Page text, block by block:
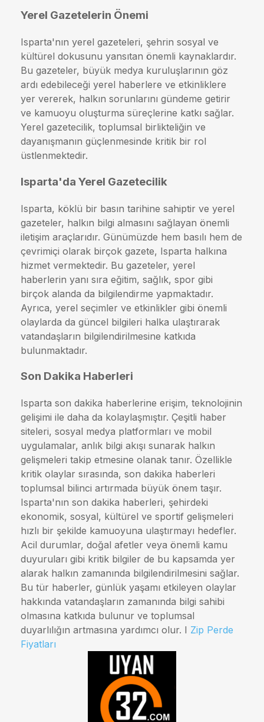
Yerel Gazetelerin Önemi
Isparta'nın yerel gazeteleri, şehrin sosyal ve
kültürel dokusunu yansıtan önemli kaynaklardır.
Bu gazeteler, büyük medya kuruluşlarının göz
ardı edebileceği yerel haberlere ve etkinliklere
yer vererek, halkın sorunlarını gündeme getirir
ve kamuoyu oluşturma süreçlerine katkı sağlar.
Yerel gazetecilik, toplumsal birlikteliğin ve
dayanışmanın güçlenmesinde kritik bir rol
üstlenmektedir.
Isparta'da Yerel Gazetecilik
Isparta, köklü bir basın tarihine sahiptir ve yerel
gazeteler, halkın bilgi almasını sağlayan önemli
iletişim araçlarıdır. Günümüzde hem basılı hem de
çevrimiçi olarak birçok gazete, Isparta halkına
hizmet vermektedir. Bu gazeteler, yerel
haberlerin yanı sıra eğitim, sağlık, spor gibi
birçok alanda da bilgilendirme yapmaktadır.
Ayrıca, yerel seçimler ve etkinlikler gibi önemli
olaylarda da güncel bilgileri halka ulaştırarak
vatandaşların bilgilendirilmesine katkıda
bulunmaktadır.
Son Dakika Haberleri
Isparta son dakika haberlerine erişim, teknolojinin
gelişimi ile daha da kolaylaşmıştır. Çeşitli haber
siteleri, sosyal medya platformları ve mobil
uygulamalar, anlık bilgi akışı sunarak halkın
gelişmeleri takip etmesine olanak tanır. Özellikle
kritik olaylar sırasında, son dakika haberleri
toplumsal bilinci artırmada büyük önem taşır.
Isparta'nın son dakika haberleri, şehirdeki
ekonomik, sosyal, kültürel ve sportif gelişmeleri
hızlı bir şekilde kamuoyuna ulaştırmayı hedefler.
Acil durumlar, doğal afetler veya önemli kamu
duyuruları gibi kritik bilgiler de bu kapsamda yer
alarak halkın zamanında bilgilendirilmesini sağlar.
Bu tür haberler, günlük yaşamı etkileyen olaylar
hakkında vatandaşların zamanında bilgi sahibi
olmasına katkıda bulunur ve toplumsal
duyarlılığın artmasına yardımcı olur. I Zip Perde
Fiyatları